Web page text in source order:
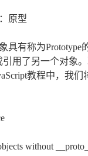
原型
具有称为Prototype
用了另一个对象
教程中，我
without